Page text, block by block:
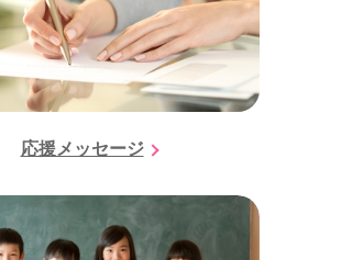
応援メッセージ